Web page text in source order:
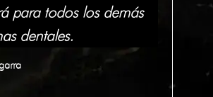
para todos los demás
dentales.